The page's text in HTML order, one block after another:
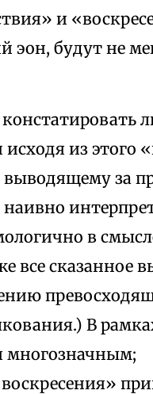
и
эон, будут не
исходя из этого
выводящему за
в
все сказанное
В
многозначным;